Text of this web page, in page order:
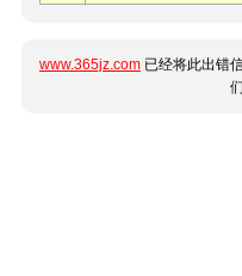
www.365jz.com 已经将此出错